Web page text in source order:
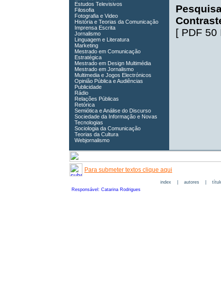
Estudos Televisivos
Filosofia
Fotografia e Video
História e Teorias da Comunicação
Imprensa Escrita
Jornalismo
Linguagem e Literatura
Marketing
Mestrado em Comunicação
Estratégica
Mestrado em Design Multimédia
Mestrado em Jornalismo
Multimedia e Jogos Electrónicos
Opinião Pública e Audiências
Publicidade
Rádio
Relações Públicas
Retórica
Semiótica e Análise do Discurso
Sociedade da Informação e Novas
Tecnologias
Sociologia da Comunicação
Teorias da Cultura
Webjornalismo
[ PDF 50
Para submeter textos clique aqui
index| autores|